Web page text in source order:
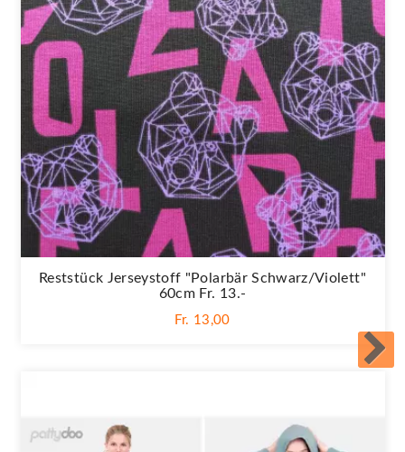
Reststück Jerseystoff "Polarbär Schwarz/violett"
60cm Fr. 13.-
Fr. 13,00